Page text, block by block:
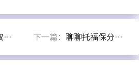
下一篇： 聊聊托福保分避坑